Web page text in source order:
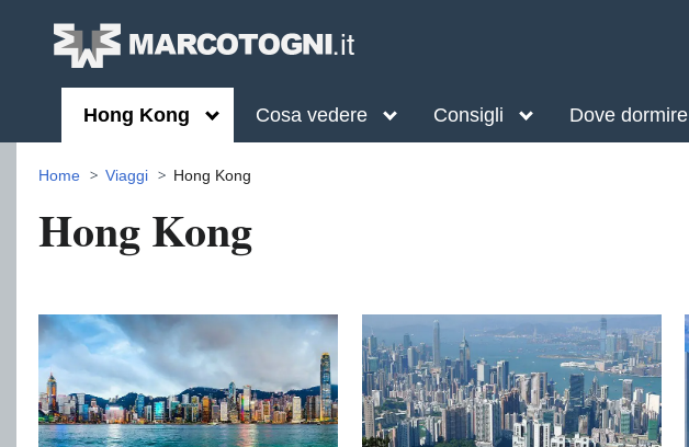
Hong Kong Cosa vedere Consigli Dove dormire
Home Viaggi Hong Kong
Hong Kong